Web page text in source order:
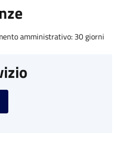
amministrativo: 30 giorni